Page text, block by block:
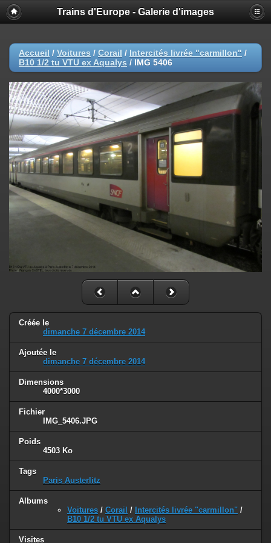
Trains d'Europe - Galerie d'images
Accueil / Voitures / Corail / Intercités livrée "carmillon" /
B10 1/2 tu VTU ex Aqualys / IMG 5406
Créée le
dimanche 7 décembre 2014
Ajoutée le
dimanche 7 décembre 2014
Dimensions
4000*3000
Fichier
IMG_5406.JPG
Poids
4503 Ko
Tags
Paris Austerlitz
Albums
Voitures / Corail / Intercités livrée "carmillon" /
B10 1/2 tu VTU ex Aqualys
Visites